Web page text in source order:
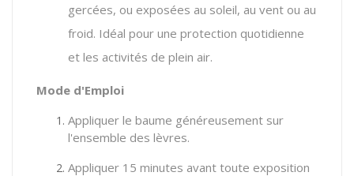
gercées, ou exposées au soleil, au vent ou au
froid. Idéal pour une protection quotidienne
et les activités de plein air.
Mode d'Emploi
Appliquer le baume généreusement sur
l'ensemble des lèvres.
Appliquer 15 minutes avant toute exposition